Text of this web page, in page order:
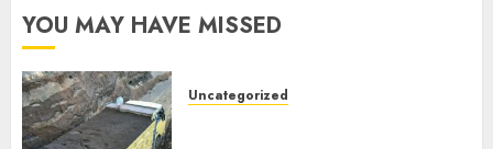
YOU MAY HAVE MISSED
Uncategorized